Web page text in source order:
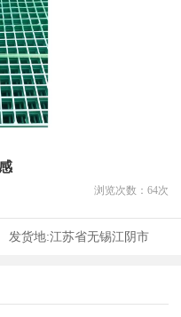
浏览次数： 64次
发货地:江苏省无锡江阴市